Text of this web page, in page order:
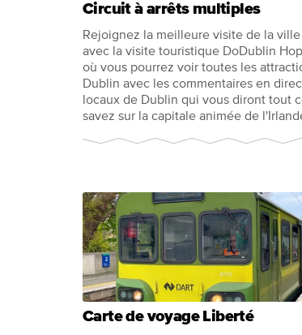
Circuit à arrêts multiples
Rejoignez la meilleure visite de la
avec la visite touristique DoDublin
où vous pourrez voir toutes les
Dublin avec les commentaires en
locaux de Dublin qui vous diront tout
savez sur la capitale animée de
Carte de voyage Liberté